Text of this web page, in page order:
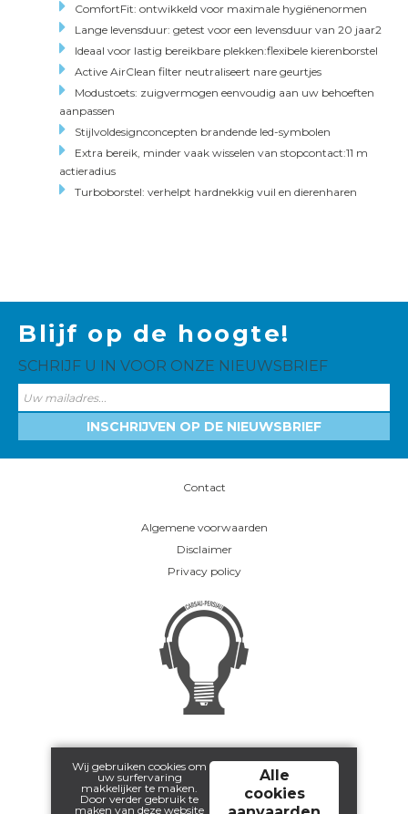
ComfortFit: ontwikkeld voor maximale hygiënenormen
Lange levensduur: getest voor een levensduur van 20 jaar2
Ideaal voor lastig bereikbare plekken:flexibele kierenborstel
Active AirClean filter neutraliseert nare geurtjes
Modustoets: zuigvermogen eenvoudig aan uw behoeften
aanpassen
Stijlvoldesignconcepten brandende led-symbolen
Extra bereik, minder vaak wisselen van stopcontact:11 m
actieradius
Turboborstel: verhelpt hardnekkig vuil en dierenharen
Blijf op de hoogte!
SCHRIJF U IN VOOR ONZE NIEUWSBRIEF
INSCHRIJVEN OP DE NIEUWSBRIEF
Contact
Algemene voorwaarden
Disclaimer
Privacy policy
Wij gebruiken cookies om
uw surfervaring
makkelijker te maken.
Door verder gebruik te
maken van deze website
Alle
cookies